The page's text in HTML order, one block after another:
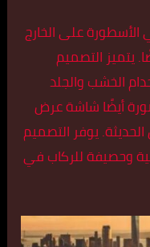
على الخارج
يتميز التصميم
الخشب والجلد
أيضًا شاشة عرض
يوفر التصميم
وحصيفة للركاب في